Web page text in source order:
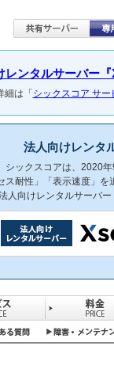
レンタルサーバー
細は「 シックスコア サ
法人向けレンタ
シックスコアは、2020
ス耐性」「表示速度」
人向けレンタルサーバー